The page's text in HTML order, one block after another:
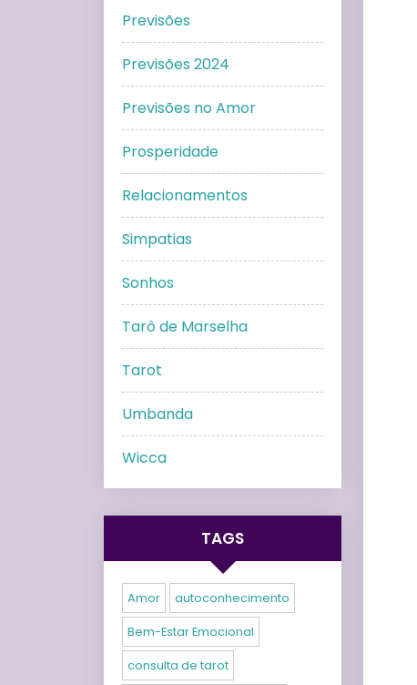
Previsões
Previsões 2024
Previsões no Amor
Prosperidade
Relacionamentos
Simpatias
Sonhos
Tarô de Marselha
Tarot
Umbanda
Wicca
TAGS
Amor autoconhecimento
Bem-Estar Emocional
consulta de tarot